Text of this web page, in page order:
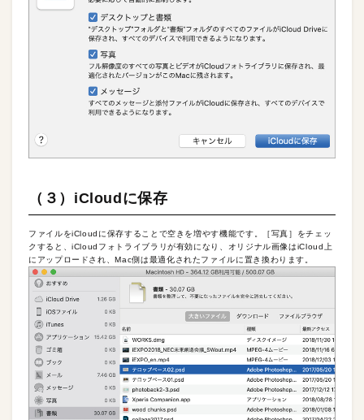
（３）iCloudに保存
ファイルをiCloudに保存することで空きを増やす機能です。［写真］をチェッ
クすると、iCloudフォトライブラリが有効になり、オリジナル画像はiCloud上
にアップロードされ、Mac側は最適化されたファイルに置き換わります。